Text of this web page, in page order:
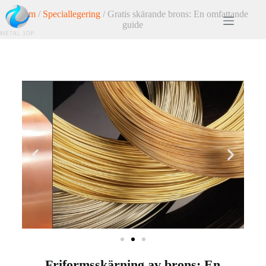
Hem / Speciallegering / Gratis skärande brons: En omfattande
guide